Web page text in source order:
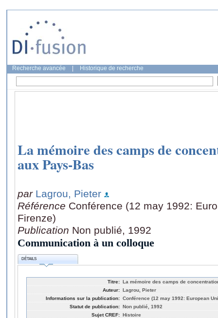
Recherche avancée Historique de recherche
La mémoire des camps de
aux Pays-Bas
par Lagrou, Pieter
Référence Conférence (12 may 1992:
Firenze)
Publication Non publié, 1992
Communication à un colloque
DÉTAILS
Titre: La mémoire des camps de
Auteur: Lagrou, Pieter
Informations sur la publication: Conférence (12 may 1992: European
Statut de publication: Non publié, 1992
Sujet CREF: Histoire